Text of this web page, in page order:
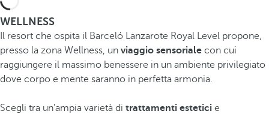
WELLNESS
Il resort che ospita il Barceló Lanzarote Royal Level propone,
presso la zona Wellness, un viaggio sensoriale con cui
raggiungere il massimo benessere in un ambiente privilegiato
dove corpo e mente saranno in perfetta armonia.
Scegli tra un'ampia varietà di trattamenti estetici e